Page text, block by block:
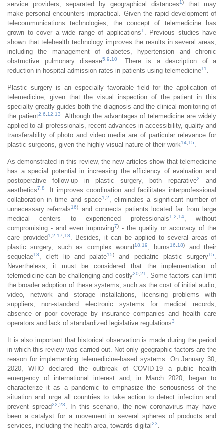
service providers, separated by geographical distances1)
that may
make personal encounters impractical. Given the rapid development of
telecommunications technologies, the concept of telemedicine has
grown to cover a wide range of applications1
. Previous studies have
shown that telehealth technology improves the results in several areas,
including the management of diabetes, hypertension and chronic
obstructive pulmonary disease5 9 10
. There is a description of a
reduction in hospital admission rates in patients using telemedicine11
Plastic surgery is an especially favorable field for the application of
telemedicine, given that the visual inspection of the patient in this
specialty greatly guides both the diagnosis and the clinical monitoring of
the patient2 6 12 13
. Although the advantages of telemedicine are widely
applied to all professionals, recent advances in accessibility, quality and
transferability of photo and video media are of particular relevance for
plastic surgeons, given the highly visual nature of their work14 15
As demonstrated in this review, the new articles show that telemedicine
has a special potential in increasing the efficiency of evaluation and
postoperative follow-up in plastic surgery, both reparative2
and
aesthetics7 8
. It improves coordination and facilitates interprofessional
collaboration in time and space1 2
, eliminates a significant number of
unnecessary referrals16)
and connects patients located far from large
medical centers to experienced professionals1 2 14, without
compromising - and even improving7) - the quality or accuracy of the
care provided1 2 17 18
. Besides, it can be applied to several areas of
plastic surgery, such as complex wound18 19 , burns16 18)
and their
sequelae18 , cleft lip and palate15) and pediatric plastic surgery15
Nevertheless, it must be considered that the implementation of
telemedicine can be challenging and costly20 21
. Some factors can limit
the broader adoption of these systems, such as the cost of initial audio,
video, network and storage installations, licensing problems with
suppliers, non-standard electronic systems for medical records,
absence or poor coverage by insurance companies and health care
operators and lack of standardized legislative regulations3
It is also important that historical observation is made during the period
in which this review was carried out. Not only geographic factors are the
reason for implementing telemedicine-based systems. On January 30,
2020, WHO declared the outbreak of COVID-19 a public health
emergency of international interest and, in March 2020, began to
characterize it as a pandemic to emphasize the seriousness of the
situation and urge all countries to take action to detect infection and
prevent spread22 23
. In this scenario, the new coronavirus may have
been a catalyst for a movement in several spheres of products and
services, including the health area, towards digital 23